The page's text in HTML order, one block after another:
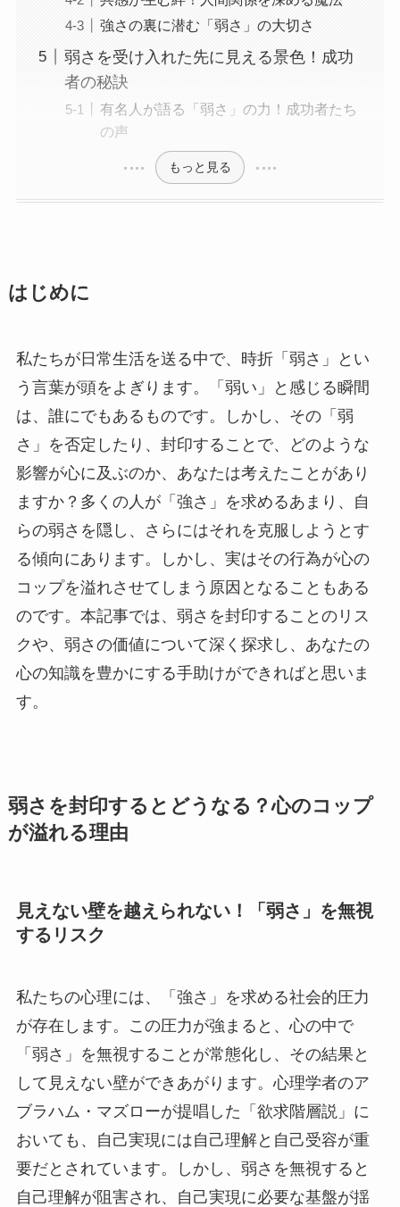
強さの裏に潜む「弱さ」の大切さ
弱さを受け入れた先に見える景色！成功
者の秘訣
有名人が語る「弱さ」の力！成功者たち
の声
もっと見る
はじめに
私たちが日常生活を送る中で、時折「弱さ」とい
う言葉が頭をよぎります。「弱い」と感じる瞬間
は、誰にでもあるものです。しかし、その「弱
さ」を否定したり、封印することで、どのような
影響が心に及ぶのか、あなたは考えたことがあり
ますか？多くの人が「強さ」を求めるあまり、自
らの弱さを隠し、さらにはそれを克服しようとす
る傾向にあります。しかし、実はその行為が心の
コップを溢れさせてしまう原因となることもある
のです。本記事では、弱さを封印することのリス
クや、弱さの価値について深く探求し、あなたの
心の知識を豊かにする手助けができればと思いま
す。
弱さを封印するとどうなる？心のコップ
が溢れる理由
見えない壁を越えられない！「弱さ」を無視
するリスク
私たちの心理には、「強さ」を求める社会的圧力
が存在します。この圧力が強まると、心の中で
「弱さ」を無視することが常態化し、その結果と
して見えない壁ができあがります。心理学者のア
ブラハム・マズローが提唱した「欲求階層説」に
おいても、自己実現には自己理解と自己受容が重
要だとされています。しかし、弱さを無視すると
自己理解が阻害され、自己実現に必要な基盤が揺